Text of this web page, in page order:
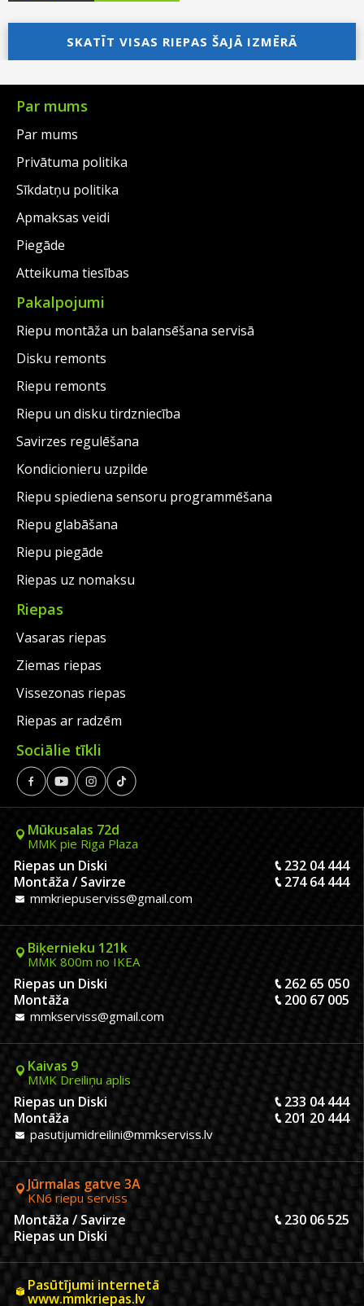
was:
price
€188.00.
SKATĪT VISAS RIEPAS ŠAJĀ IZMĒRĀ
Par mums
Par mums
Privātuma politika
Sīkdatņu politika
Apmaksas veidi
Piegāde
Atteikuma tiesības
Pakalpojumi
Riepu montāža un balansēšana servisā
Disku remonts
Riepu remonts
Riepu un disku tirdzniecība
Savirzes regulēšana
Kondicionieru uzpilde
Riepu spiediena sensoru programmēšana
Riepu glabāšana
Riepu piegāde
Riepas uz nomaksu
Riepas
Vasaras riepas
Ziemas riepas
Vissezonas riepas
Riepas ar radzēm
Sociālie tīkli
Mūkusalas 72d
MMK pie Riga Plaza
Riepas un Diski
232 04 444
Montāža / Savirze
274 64 444
mmkriepuserviss@gmail.com
Biķernieku 121k
MMK 800m no IKEA
Riepas un Diski
262 65 050
Montāža
200 67 005
mmkserviss@gmail.com
Kaivas 9
MMK Dreiliņu aplis
Riepas un Diski
233 04 444
Montāža
201 20 444
pasutijumidreilini@mmkserviss.lv
Jūrmalas gatve 3A
KN6 riepu serviss
Montāža / Savirze
230 06 525
Riepas un Diski
Pasūtījumi internetā
www.mmkriepas.lv